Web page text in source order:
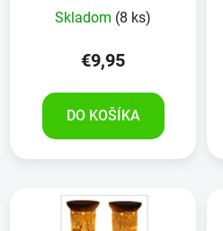
Skladom (8 ks)
€9,95
DO KOŠÍKA